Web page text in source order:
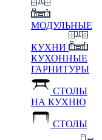
МОДУЛЬНЫЕ
КУХНИ
КУХОННЫЕ
ГАРНИТУРЫ
СТОЛЫ
НА КУХНЮ
СТОЛЫ